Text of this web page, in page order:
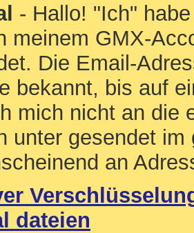
- Hallo! "Ich"
meinem GMX-
Die Email-
bekannt, bis auf
mich nicht an die
unter gesendet
an
dateien